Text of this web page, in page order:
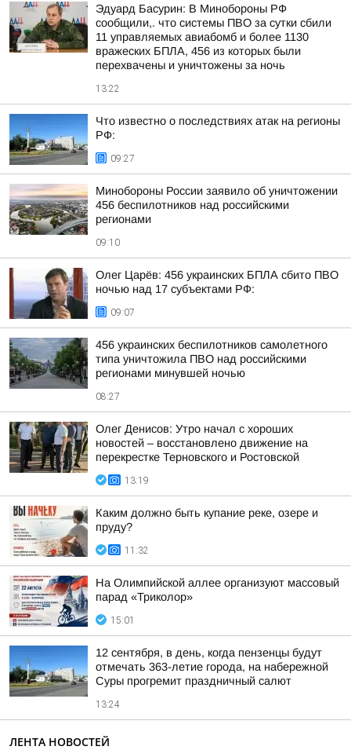
Эдуард Басурин: В Минобороны РФ
сообщили,. что системы ПВО за сутки сбили
11 управляемых авиабомб и более 1130
вражеских БПЛА, 456 из которых были
перехвачены и уничтожены за ночь
13:22
Что известно о последствиях атак на регионы
РФ:
09:27
Минобороны России заявило об уничтожении
456 беспилотников над российскими
регионами
09:10
Олег Царёв: 456 украинских БПЛА сбито ПВО
ночью над 17 субъектами РФ:
09:07
456 украинских беспилотников самолетного
типа уничтожила ПВО над российскими
регионами минувшей ночью
08:27
Олег Денисов: Утро начал с хороших
новостей – восстановлено движение на
перекрестке Терновского и Ростовской
13:19
Каким должно быть купание реке, озере и
пруду?
11:32
На Олимпийской аллее организуют массовый
парад «Триколор»
15:01
12 сентября, в день, когда пензенцы будут
отмечать 363-летие города, на набережной
Суры прогремит праздничный салют
13:24
ЛЕНТА НОВОСТЕЙ